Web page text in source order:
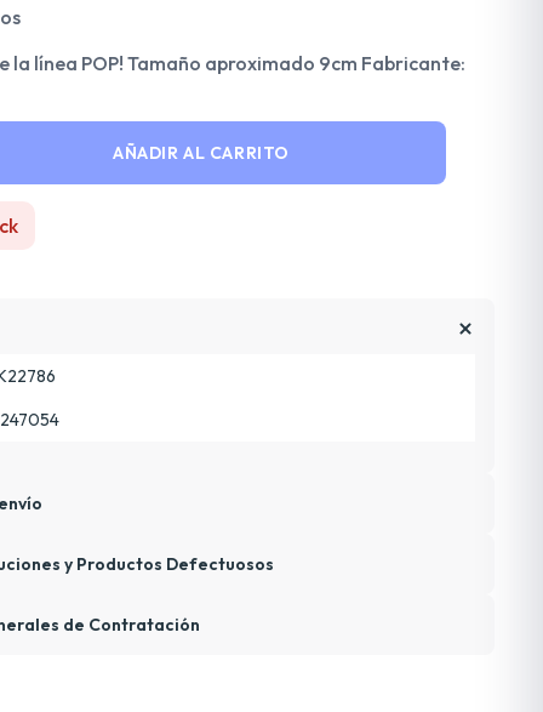
la línea POP! Tamaño aproximado 9cm Fabricante:
AÑADIR AL CARRITO
y Productos Defectuosos
de Contratación